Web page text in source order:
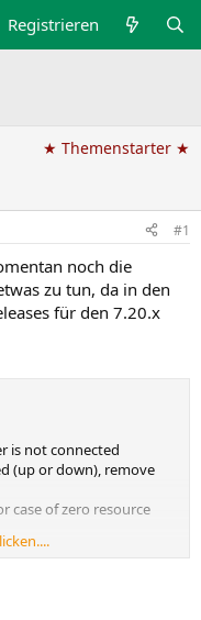
Registrieren
★ Themenstarter ★
#1
noch die
zu tun, da in den
für den 7.20.x
is not connected
(up or down), remove
case of zero resource